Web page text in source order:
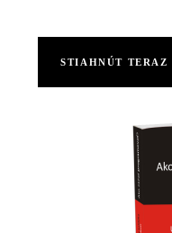
STIAHNÚT TERAZ